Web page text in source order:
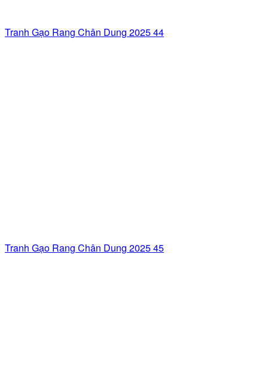
Tranh Gạo Rang Chân Dung 2025 44
Tranh Gạo Rang Chân Dung 2025 45